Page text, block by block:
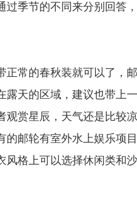
过季节的不同来分别回答
正常的春秋装就可以了，
露天的区域，建议也带上
观赏星辰，天气还是比较
的邮轮有室外水上娱乐项
风格上可以选择休闲类和